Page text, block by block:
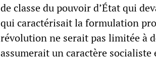
de classe du pouvoir d’État qui
qui caractérisait la formulation
révolution ne serait pas limitée à
assumerait un caractère socialiste